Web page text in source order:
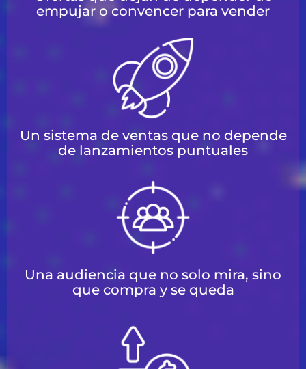
empujar o convencer para vender
Un sistema de ventas que no depende
de lanzamientos puntuales
Una audiencia que no solo mira, sino
que compra y se queda